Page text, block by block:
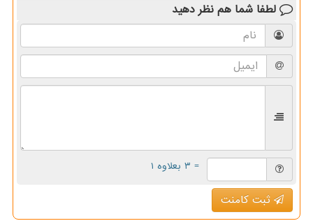
لطفا شما هم نظر دهید
= ۳ بعلاوه ۱
ثبت کامنت